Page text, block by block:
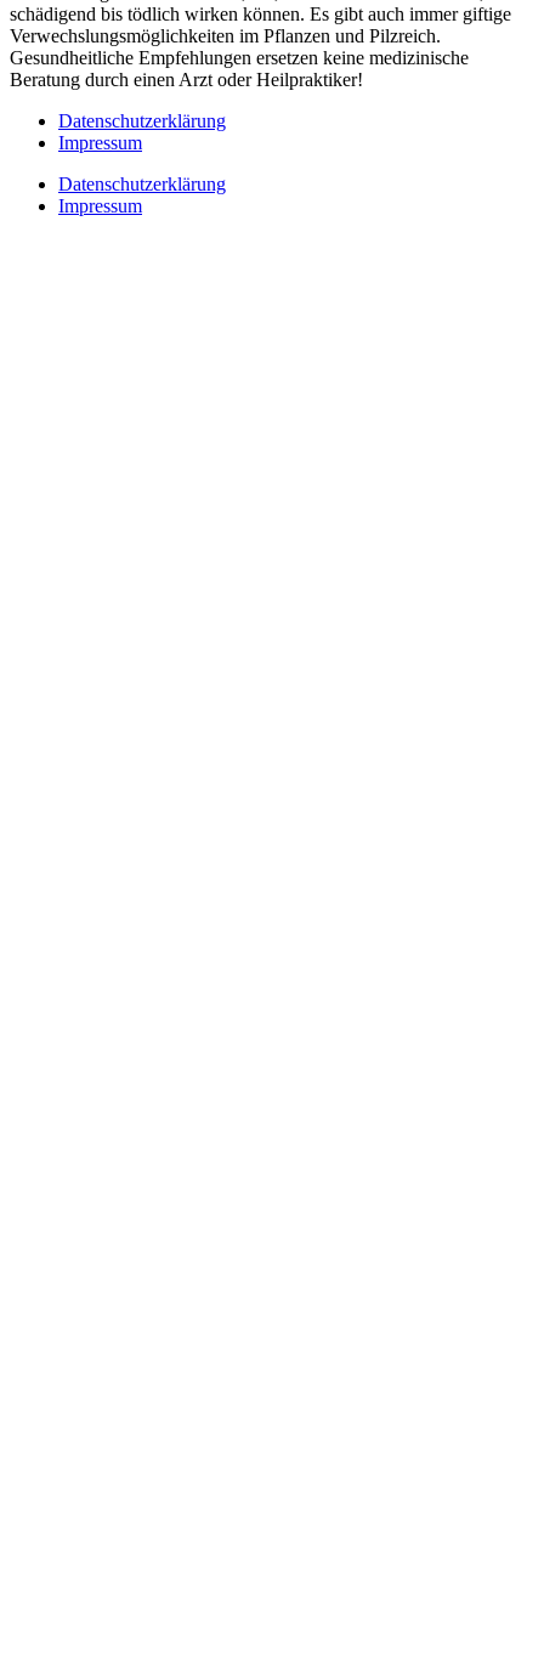
schädigend bis tödlich wirken können. Es gibt auch immer giftige
Verwechslungsmöglichkeiten im Pflanzen und Pilzreich.
Gesundheitliche Empfehlungen ersetzen keine medizinische
Beratung durch einen Arzt oder Heilpraktiker!
Datenschutzerklärung
Impressum
Datenschutzerklärung
Impressum